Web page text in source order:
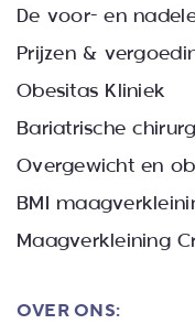
De voor- en
Prijzen &
Obesitas Kliniek
Bariatrische
Overgewicht en
BMI
Maagverkleining
OVER ONS: